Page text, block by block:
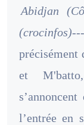
Abidjan
(crocinfos)---
précisément
et
l’entrée en